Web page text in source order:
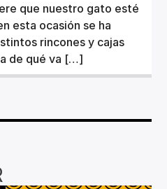
que nuestro gato esté
esta ocasión se ha
rincones y cajas
de qué va […]